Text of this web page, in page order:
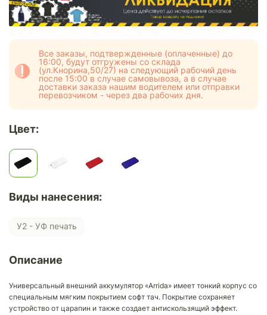
Все заказы, подтвержденные (оплаченные) до
16:00, будут отгружены со склада
(ул.Кнорина,50/27) на следующий рабочий день
после 15:00 в случае самовывоза, а в случае
доставки заказа нашим водителем или отправки
перевозчиком - через два рабочих дня.
Цвет:
Виды нанесения:
У2 - УФ печать
Описание
Универсальный внешний аккумулятор «Arrida» имеет тонкий корпус со
специальным мягким покрытием софт тач. Покрытие сохраняет
устройство от царапин и также создает антискользящий эффект.